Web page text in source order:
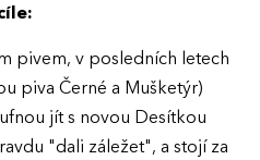
pivem, v posledních letech
piva Černé a Mušketýr)
jít s novou Desítkou
"dali záležet", a stojí za